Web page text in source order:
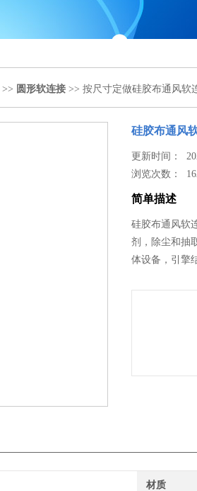
>> 圆形软连接 >> 按尺寸定做硅胶布通风软
硅胶布通风
更新时间：
浏览次数：
简单描述
硅胶布通风软
剂，除尘和抽
体设备，引擎
材质